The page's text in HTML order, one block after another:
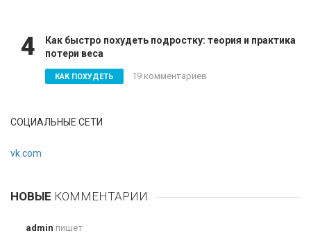
4
Как быстро похудеть подростку: теория и практика
потери веса
КАК ПОХУДЕТЬ 19 комментариев
СОЦИАЛЬНЫЕ СЕТИ
vk.com
НОВЫЕ КОММЕНТАРИИ
admin пишет